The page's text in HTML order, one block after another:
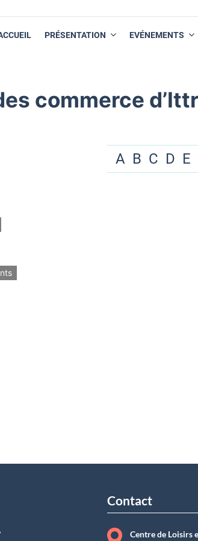
PRÉSENTATION EVÉNEMENTS
commerce
A B C D E
Contact
Centre de Loisirs